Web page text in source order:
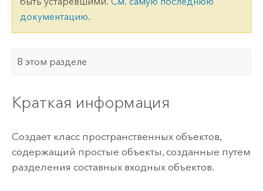
документацию.
В этом разделе
Краткая информация
Создает класс пространственных объектов,
содержащий простые объекты, созданные путем
разделения составных входных объектов.